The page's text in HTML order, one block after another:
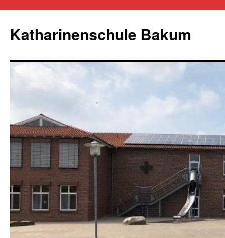
springen
Katharinenschule Bakum